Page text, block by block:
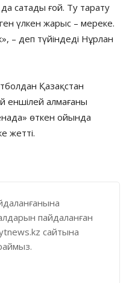
сатады ғой. Ту тарату
үлкен жарыс – мереке.
– деп түйіндеді Нұрлан
Қазақстан
еншілей алмағаны
өткен ойында
жетті.
пайдаланған
сайтына